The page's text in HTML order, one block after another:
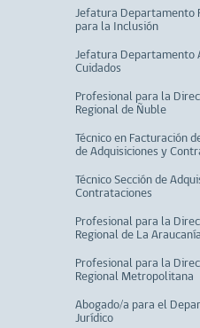
Jefatura Departamento
para la Inclusión
Jefatura Departamento
Cuidados
Profesional para la
Regional de Ñuble
Técnico en Facturación
de Adquisiciones y
Técnico Sección de
Contrataciones
Profesional para la
Regional de La Araucanía
Profesional para la
Regional Metropolitana
Abogado/a para el
Jurídico